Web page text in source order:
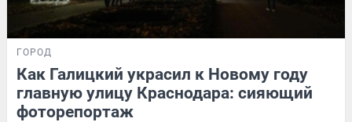
ГОРОД
Как Галицкий украсил к Новому году
главную улицу Краснодара: сияющий
фоторепортаж